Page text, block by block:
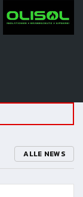
ALLE NEWS